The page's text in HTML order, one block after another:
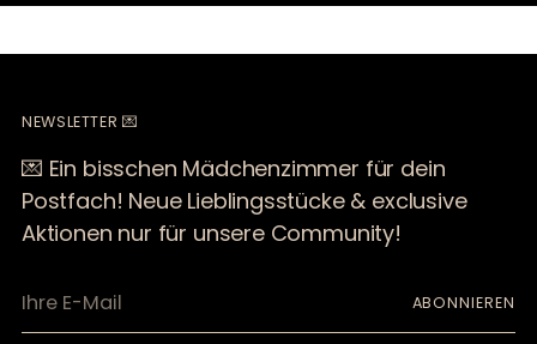
NEWSLETTER 💌
💌 Ein bisschen Mädchenzimmer für dein
Postfach! Neue Lieblingsstücke & exclusive
Aktionen nur für unsere Community!
E-
ABONNIEREN